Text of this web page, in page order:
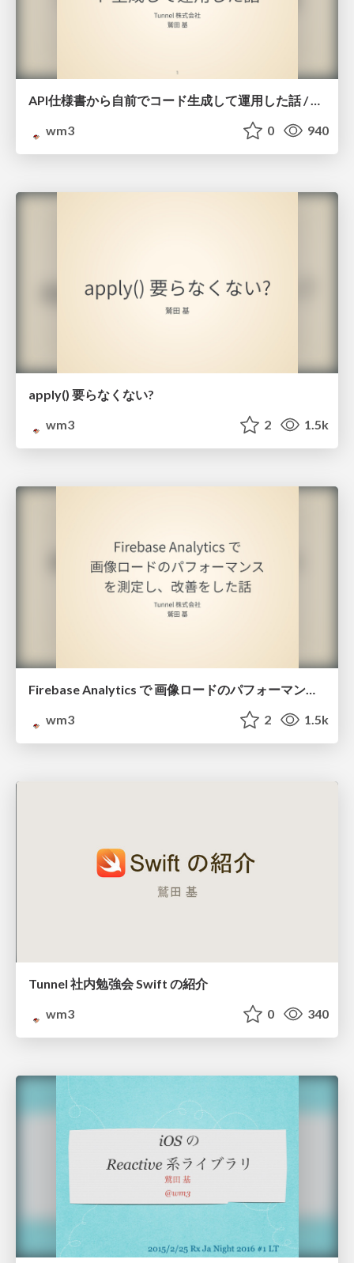
API仕様書から自前でコード生成して運用した話 / DroidKaigi 2018 Reject Conference
wm3
0 940
apply() 要らなくない?
wm3
2 1.5k
Firebase Analytics で 画像ロードのパフォーマンス を測定し、改善をした話
wm3
2 1.5k
Tunnel 社内勉強会 Swift の紹介
wm3
0 340